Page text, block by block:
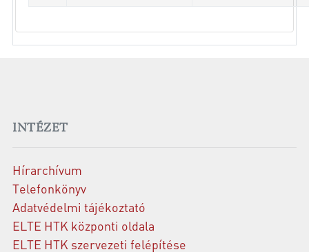
INTÉZET
Hírarchívum
Telefonkönyv
Adatvédelmi tájékoztató
ELTE HTK központi oldala
ELTE HTK szervezeti felépítése